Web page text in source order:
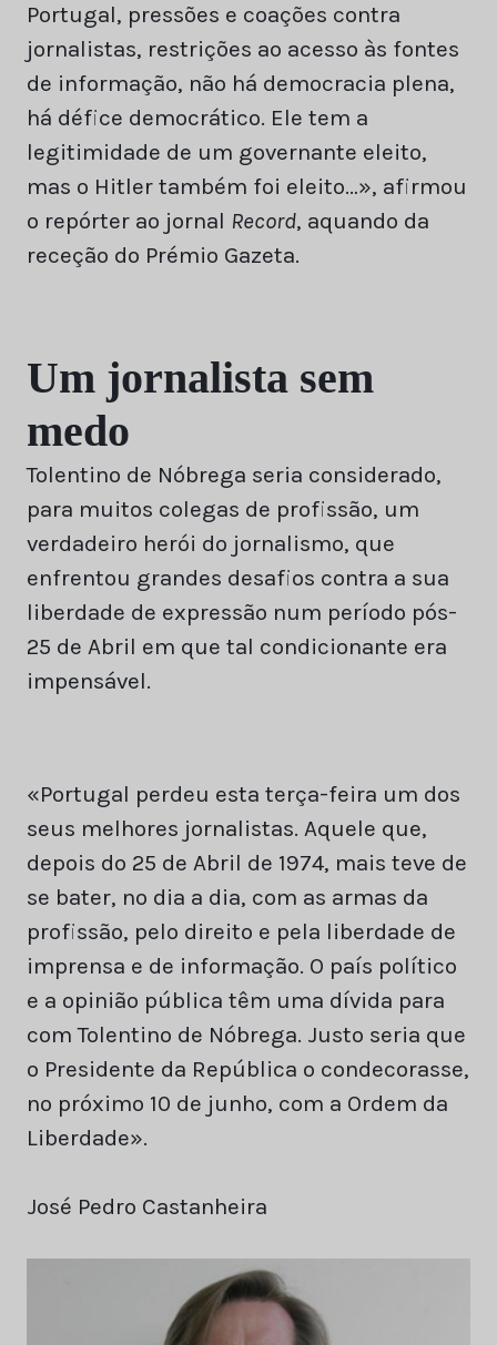
Portugal, pressões e coações contra
jornalistas, restrições ao acesso às fontes
de informação, não há democracia plena,
há défice democrático. Ele tem a
legitimidade de um governante eleito,
mas o Hitler também foi eleito…», afirmou
o repórter ao jornal Record, aquando da
receção do Prémio Gazeta.
Um jornalista sem
medo
Tolentino de Nóbrega seria considerado,
para muitos colegas de profissão, um
verdadeiro herói do jornalismo, que
enfrentou grandes desafios contra a sua
liberdade de expressão num período pós-
25 de Abril em que tal condicionante era
impensável.
«Portugal perdeu esta terça-feira um dos
seus melhores jornalistas. Aquele que,
depois do 25 de Abril de 1974, mais teve de
se bater, no dia a dia, com as armas da
profissão, pelo direito e pela liberdade de
imprensa e de informação. O país político
e a opinião pública têm uma dívida para
com Tolentino de Nóbrega. Justo seria que
o Presidente da República o condecorasse,
no próximo 10 de junho, com a Ordem da
Liberdade».
José Pedro Castanheira